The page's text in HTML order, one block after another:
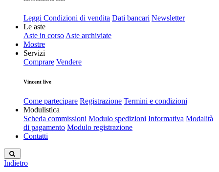
Leggi Condizioni di vendita Dati bancari Newsletter
Le aste
Aste in corso Aste archiviate
Mostre
Servizi
Comprare Vendere
Vincent live
Come partecipare Registrazione Termini e condizioni
Modulistica
Scheda commissioni Modulo spedizioni Informativa Modalità
di pagamento Modulo registrazione
Contatti
Indietro